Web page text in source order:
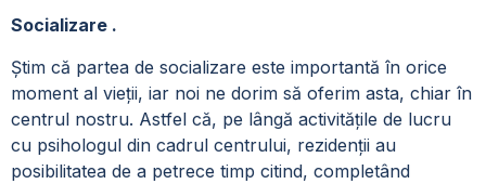
Socializare .
Știm că partea de socializare este importantă în orice
moment al vieții, iar noi ne dorim să oferim asta, chiar în
centrul nostru. Astfel că, pe lângă activitățile de lucru
cu psihologul din cadrul centrului, rezidenții au
posibilitatea de a petrece timp citind, completând